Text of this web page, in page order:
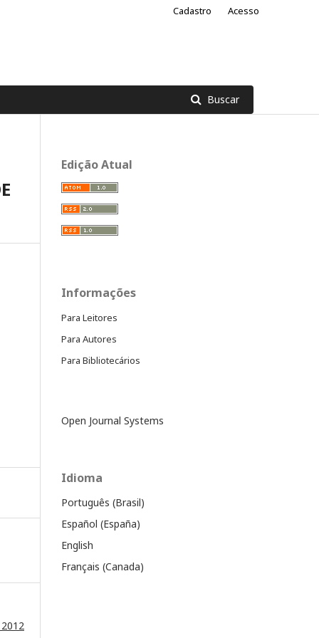
Buscar
Cadastro Acesso
Edição Atual
Informações
Para Leitores
Para Autores
Para Bibliotecários
Open Journal Systems
Idioma
Português (Brasil)
Español (España)
English
Français (Canada)